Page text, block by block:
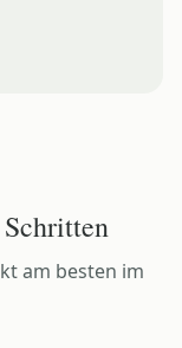
Schritten
am besten im